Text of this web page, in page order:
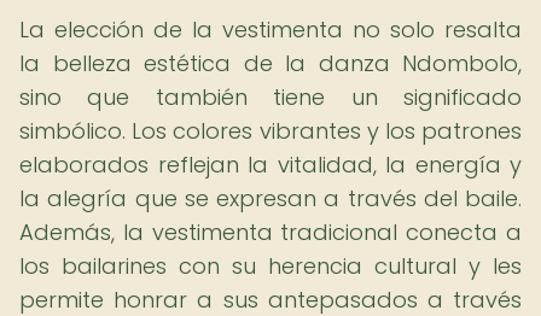
La elección de la vestimenta no solo resalta
la belleza estética de la danza Ndombolo,
sino que también tiene un significado
simbólico. Los colores vibrantes y los patrones
elaborados reflejan la vitalidad, la energía y
la alegría que se expresan a través del baile.
Además, la vestimenta tradicional conecta a
los bailarines con su herencia cultural y les
permite honrar a sus antepasados a través